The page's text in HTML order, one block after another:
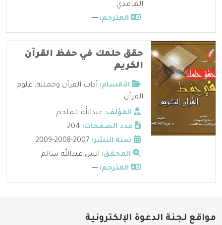
الغامدي
المترجم: ---
حقق حلمك في حفظ القرآن
الكريم
الأقسام: آداب القرآن وحملته, علوم
القرآن
المؤلف: عبدالله الملحم
عدد الصفحات:
سنة النشر:
المحقق: انس عبدالله سالم
المترجم: ---
مواقع لجنة الدعوة الإلكترونية